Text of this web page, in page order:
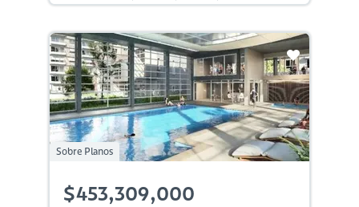
Sobre Planos
$453,309,000